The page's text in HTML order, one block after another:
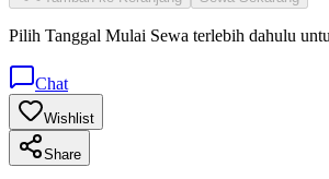
Pilih Tanggal Mulai Sewa terlebih dahulu
Chat
Wishlist
Share